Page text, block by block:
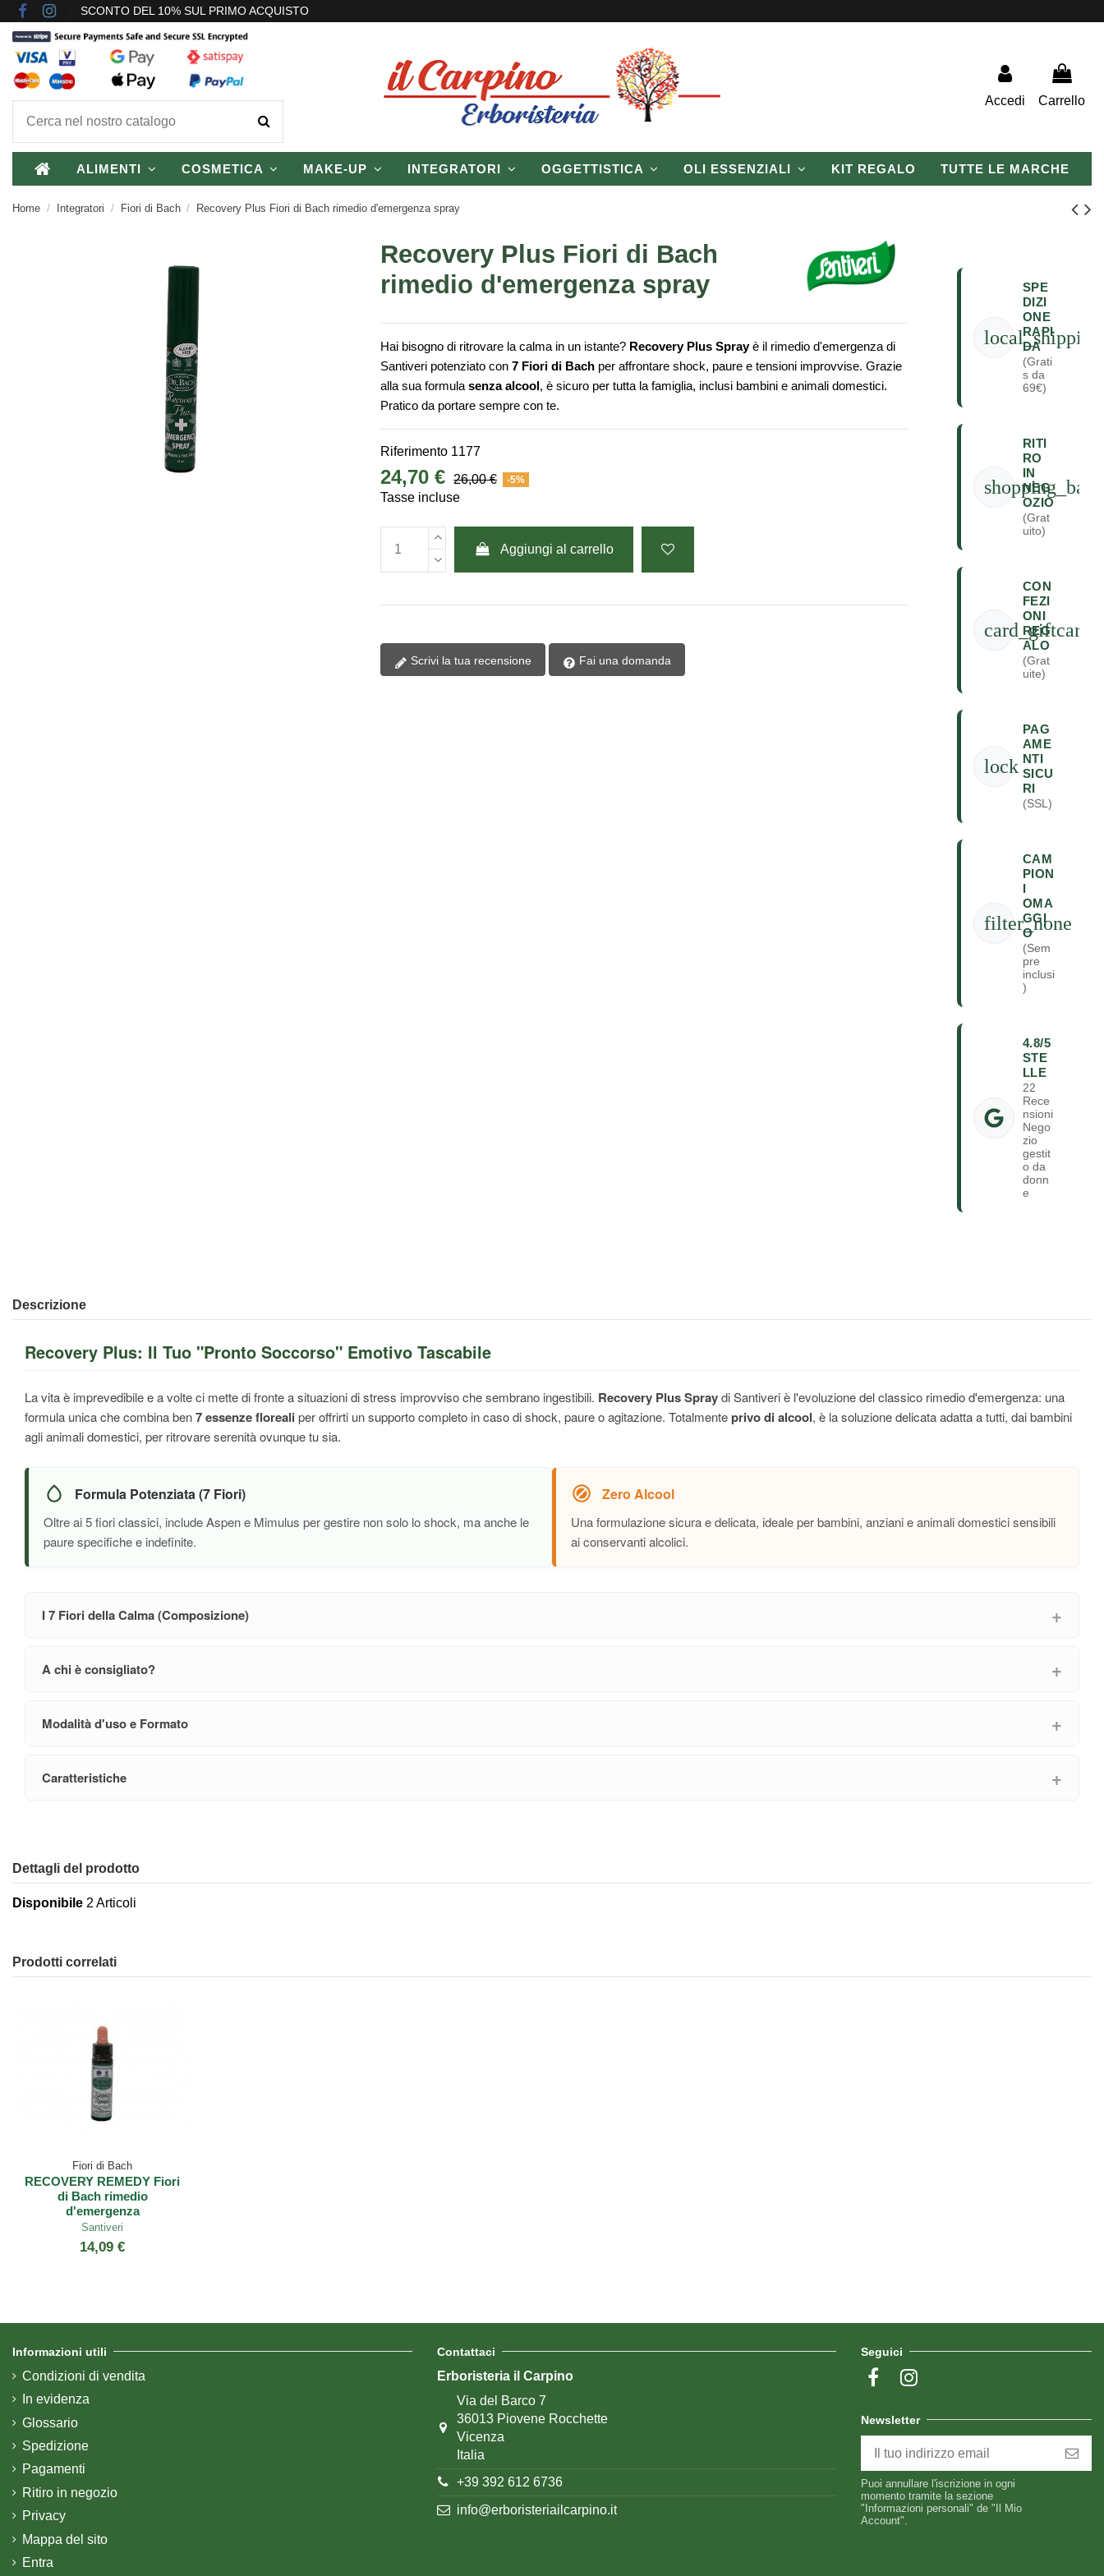
SCONTO DEL 10% SUL PRIMO ACQUISTO
Accedi Carrello
ALIMENTI COSMETICA MAKE-UP INTEGRATORI OGGETTISTICA OLI ESSENZIALI KIT REGALO TUTTE LE MARCHE
Home Integratori Fiori di Bach Recovery Plus Fiori di Bach rimedio d'emergenza spray
Recovery Plus Fiori di Bach
rimedio d'emergenza spray
Hai bisogno di ritrovare la calma in un istante? Recovery Plus Sprayè il rimedio d'emergenza di
Santiveri potenziato con 7 Fiori di Bachper affrontare shock, paure e tensioni improvvise. Grazie
alla sua formulasenza alcool , è sicuro per tutta la famiglia, inclusi bambini e animali domestici.
Pratico da portare sempre con te.
Riferimento 1177
24,70 € 26,00 € -5%
Tasse incluse
Aggiungi al carrello
Scrivi la tua recensione Fai una domanda
local_shipping
SPE
DIZI
ONE
RAPI
DA
(Grati
s da
69€)
shopping_bag
RITI
RO
IN
NEG
OZIO
(Grat
uito)
card_giftcard
CON
FEZI
ONI
REG
ALO
(Grat
uite)
lock
PAG
AME
NTI
SICU
RI
(SSL)
filter_none
CAM
PION
I
OMA
GGI
O
(Sem
pre
inclusi
)
4.8/5
STE
LLE
22
Rece
nsioni
Nego
zio
gestit
o da
donn
e
Descrizione
Recovery Plus: Il Tuo "Pronto Soccorso" Emotivo Tascabile
La vita è imprevedibile e a volte ci mette di fronte a situazioni di stress improvviso che sembrano ingestibili. Recovery Plus Spraydi Santiveri è l'evoluzione del classico rimedio d'emergenza: una
formula unica che combina ben7 essenze floreali per offrirti un supporto completo in caso di shock, paure o agitazione. Totalmenteprivo di alcool, è la soluzione delicata adatta a tutti, dai bambini
agli animali domestici, per ritrovare serenità ovunque tu sia.
Formula Potenziata (7 Fiori)
Oltre ai 5 fiori classici, include Aspen e Mimulus per gestire non solo lo shock, ma anche le
paure specifiche e indefinite.
Zero Alcool
Una formulazione sicura e delicata, ideale per bambini, anziani e animali domestici sensibili
ai conservanti alcolici.
I 7 Fiori della Calma (Composizione)
A chi è consigliato?
Modalità d'uso e Formato
Caratteristiche
Dettagli del prodotto
Disponibile 2 Articoli
Prodotti correlati
Fiori di Bach
RECOVERY REMEDY Fiori
di Bach rimedio
d'emergenza
Santiveri
14,09 €
Informazioni utili
Condizioni di vendita
In evidenza
Glossario
Spedizione
Pagamenti
Ritiro in negozio
Privacy
Mappa del sito
Entra
Contattaci
Erboristeria il Carpino
Via del Barco 7
36013 Piovene Rocchette
Vicenza
Italia
+39 392 612 6736
info@erboristeriailcarpino.it
Seguici
Newsletter
Puoi annullare l'iscrizione in ogni
momento tramite la sezione
"Informazioni personali" de "Il Mio
Account".